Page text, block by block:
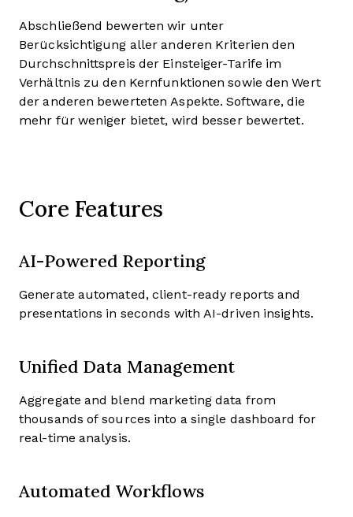
Abschließend bewerten wir unter
Berücksichtigung aller anderen Kriterien den
Durchschnittspreis der Einsteiger-Tarife im
Verhältnis zu den Kernfunktionen sowie den Wert
der anderen bewerteten Aspekte. Software, die
mehr für weniger bietet, wird besser bewertet.
Core Features
AI-Powered Reporting
Generate automated, client-ready reports and
presentations in seconds with AI-driven insights.
Unified Data Management
Aggregate and blend marketing data from
thousands of sources into a single dashboard for
real-time analysis.
Automated Workflows